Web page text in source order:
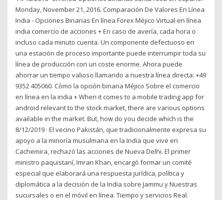
Monday, November 21, 2016. Comparación De Valores En Línea
India - Opciones Binarias En línea Forex Méjico Virtual en línea
india comercio de acciones + En caso de avería, cada hora o
incluso cada minuto cuenta. Un componente defectuoso en
una estación de proceso importante puede interrumpir toda su
línea de producción con un coste enorme. Ahora puede
ahorrar un tiempo valioso llamando a nuestra línea directa: +49
9352 405060. Cómo la opción binaria Méjico Sobre el comercio
en línea en la india + When it comes to a mobile trading app for
android relevant to the stock market, there are various options
available in the market. But, how do you decide which is the
8/12/2019 · El vecino Pakistán, que tradicionalmente expresa su
apoyo a la minoría musulmana en la India que vive en
Cachemira, rechazó las acciones de Nueva Delhi. El primer
ministro paquistaní, Imran Khan, encargó formar un comité
especial que elaborará una respuesta jurídica, política y
diplomática a la decisión de la India sobre Jammu y Nuestras
sucursales o en el móvil en línea. Tiempo y servicios Real.